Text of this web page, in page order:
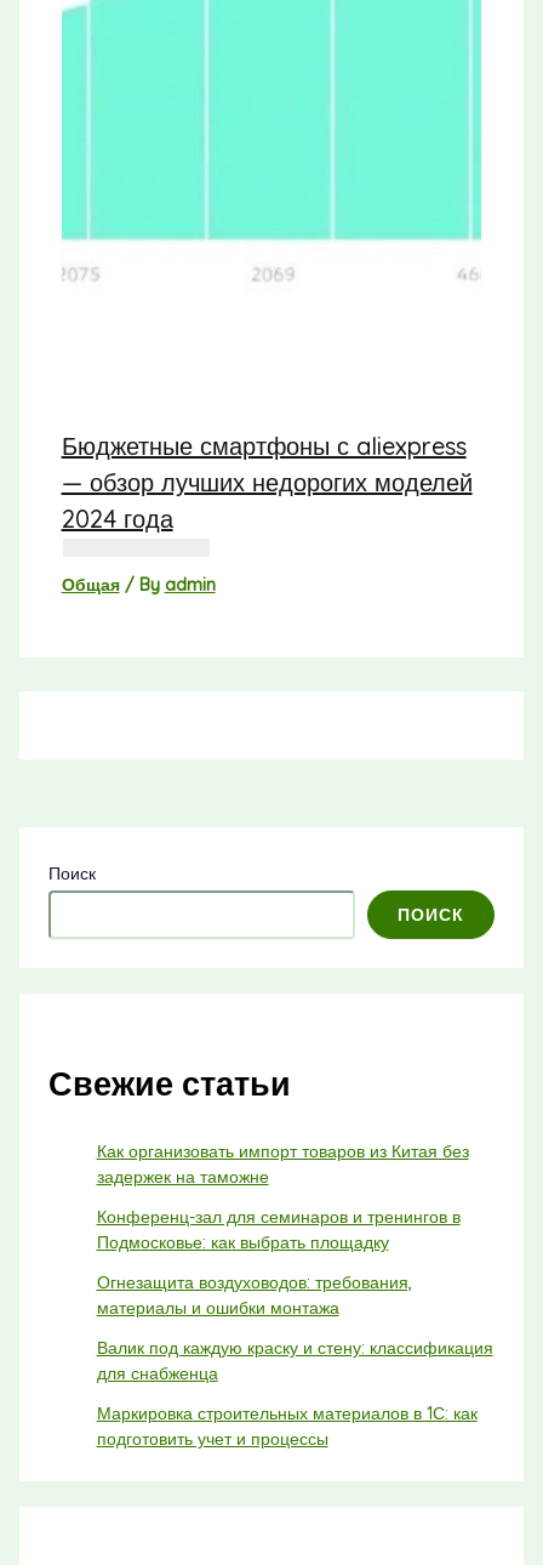
Бюджетные смартфоны с aliexpress
— обзор лучших недорогих моделей
2024 года
Общая/ By admin
Поиск
ПОИСК
Свежие статьи
Как организовать импорт товаров из Китая без
задержек на таможне
Конференц-зал для семинаров и тренингов в
Подмосковье: как выбрать площадку
Огнезащита воздуховодов: требования,
материалы и ошибки монтажа
Валик под каждую краску и стену: классификация
для снабженца
Маркировка строительных материалов в 1С: как
подготовить учет и процессы